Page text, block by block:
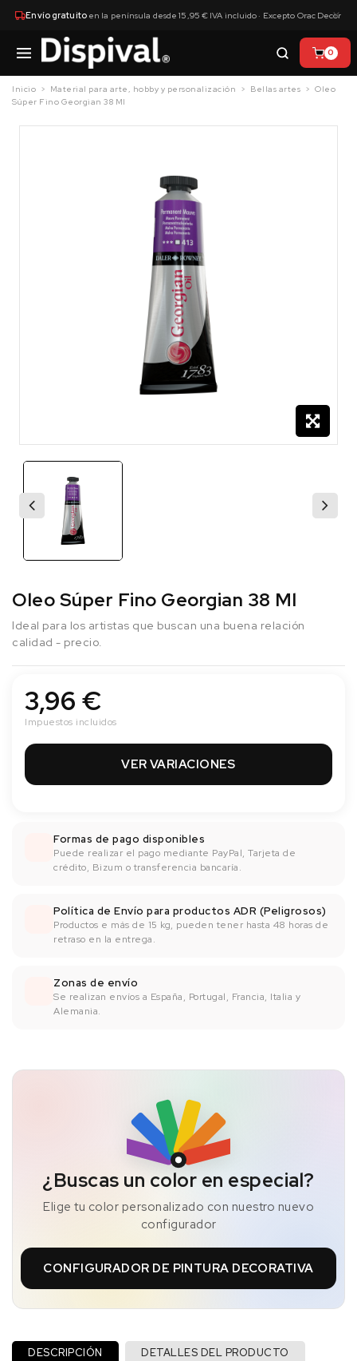
Envío gratuitoen la península desde 15,95 € IVA incluido · Excepto Orac Decor
×
0
Inicio Material para arte, hobby y personalización Bellas artes
Oleo
Súper Fino Georgian 38 Ml
Oleo Súper Fino Georgian 38 Ml
Ideal para los artistas que buscan una buena relación
calidad - precio.
3,96 €
Impuestos incluidos
VER VARIACIONES
Formas de pago disponibles
Puede realizar el pago mediante PayPal, Tarjeta de
crédito, Bizum o transferencia bancaría.
Política de Envío para productos ADR (Peligrosos)
Productos e más de 15 kg, pueden tener hasta 48 horas de
retraso en la entrega.
Zonas de envío
Se realizan envíos a España, Portugal, Francia, Italia y
Alemania.
¿Buscas un color en especial?
Elige tu color personalizado con nuestro nuevo
configurador
CONFIGURADOR DE PINTURA DECORATIVA
DESCRIPCIÓN DETALLES DEL PRODUCTO